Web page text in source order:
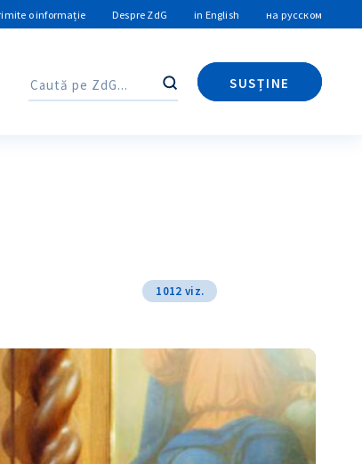
o informație Despre ZdG in English на русском
Caută
SUSȚINE
Caută
1012 viz.